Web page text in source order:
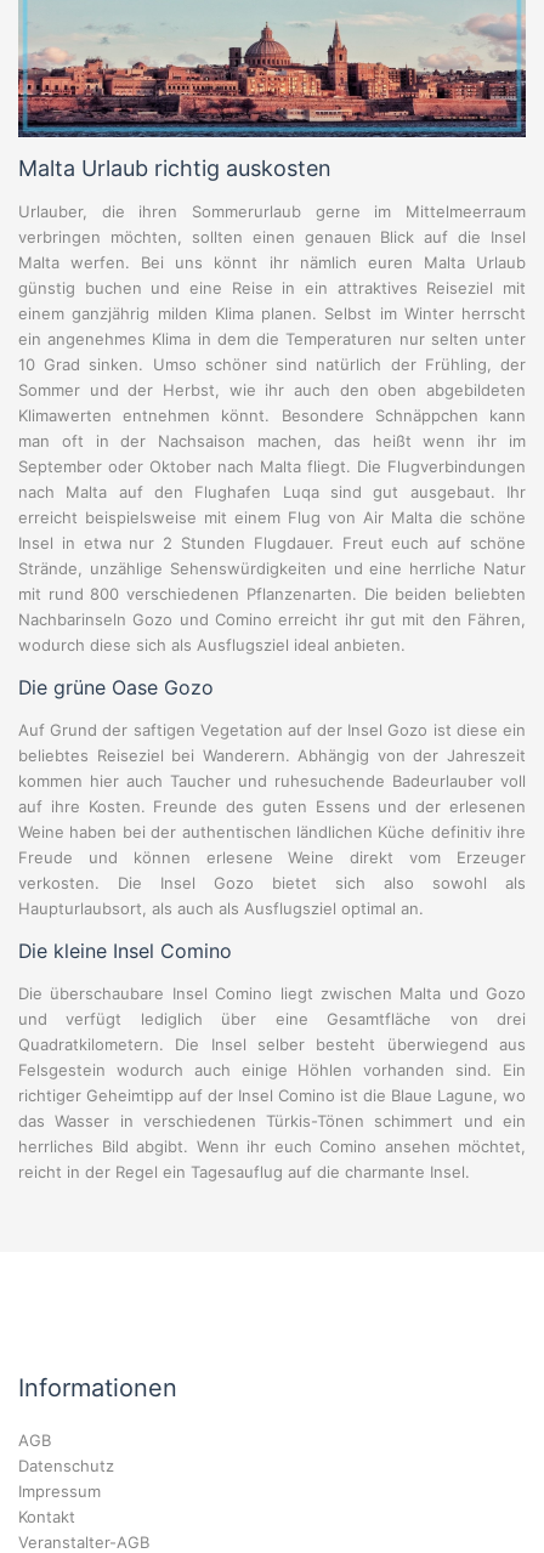
Malta Urlaub richtig auskosten
Urlauber, die ihren Sommerurlaub gerne im Mittelmeerraum
verbringen möchten, sollten einen genauen Blick auf die Insel
Malta werfen. Bei uns könnt ihr nämlich euren Malta Urlaub
günstig buchen und eine Reise in ein attraktives Reiseziel mit
einem ganzjährig milden Klima planen. Selbst im Winter herrscht
ein angenehmes Klima in dem die Temperaturen nur selten unter
10 Grad sinken. Umso schöner sind natürlich der Frühling, der
Sommer und der Herbst, wie ihr auch den oben abgebildeten
Klimawerten entnehmen könnt. Besondere Schnäppchen kann
man oft in der Nachsaison machen, das heißt wenn ihr im
September oder Oktober nach Malta fliegt. Die Flugverbindungen
nach Malta auf den Flughafen Luqa sind gut ausgebaut. Ihr
erreicht beispielsweise mit einem Flug von Air Malta die schöne
Insel in etwa nur 2 Stunden Flugdauer. Freut euch auf schöne
Strände, unzählige Sehenswürdigkeiten und eine herrliche Natur
mit rund 800 verschiedenen Pflanzenarten. Die beiden beliebten
Nachbarinseln Gozo und Comino erreicht ihr gut mit den Fähren,
wodurch diese sich als Ausflugsziel ideal anbieten.
Die grüne Oase Gozo
Auf Grund der saftigen Vegetation auf der Insel Gozo ist diese ein
beliebtes Reiseziel bei Wanderern. Abhängig von der Jahreszeit
kommen hier auch Taucher und ruhesuchende Badeurlauber voll
auf ihre Kosten. Freunde des guten Essens und der erlesenen
Weine haben bei der authentischen ländlichen Küche definitiv ihre
Freude und können erlesene Weine direkt vom Erzeuger
verkosten. Die Insel Gozo bietet sich also sowohl als
Haupturlaubsort, als auch als Ausflugsziel optimal an.
Die kleine Insel Comino
Die überschaubare Insel Comino liegt zwischen Malta und Gozo
und verfügt lediglich über eine Gesamtfläche von drei
Quadratkilometern. Die Insel selber besteht überwiegend aus
Felsgestein wodurch auch einige Höhlen vorhanden sind. Ein
richtiger Geheimtipp auf der Insel Comino ist die Blaue Lagune, wo
das Wasser in verschiedenen Türkis-Tönen schimmert und ein
herrliches Bild abgibt. Wenn ihr euch Comino ansehen möchtet,
reicht in der Regel ein Tagesauflug auf die charmante Insel.
Informationen
AGB
Datenschutz
Impressum
Kontakt
Veranstalter-AGB